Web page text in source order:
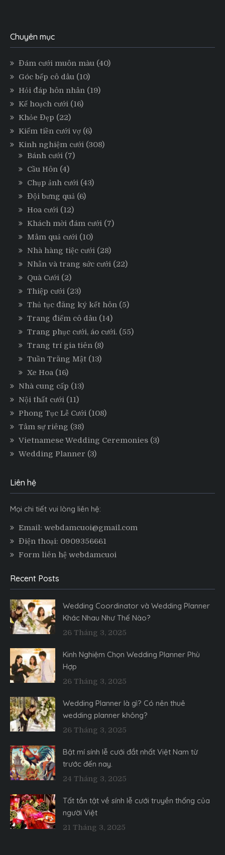
Chuyên mục
Đám cưới muôn màu (40)
Góc bếp cô dâu (10)
Hỏi đáp hôn nhân (19)
Kế hoạch cưới (16)
Khỏe Đẹp (22)
Kiếm tiền cưới vợ (6)
Kinh nghiệm cưới (308)
Bánh cưới (7)
Cầu Hôn (4)
Chụp ảnh cưới (43)
Đội bưng quả (6)
Hoa cưới (12)
Khách mời đám cưới (7)
Mâm quả cưới (10)
Nhà hàng tiệc cưới (28)
Nhẫn và trang sức cưới (22)
Quà Cưới (2)
Thiệp cưới (23)
Thủ tục đăng ký kết hôn (5)
Trang điểm cô dâu (14)
Trang phục cưới, áo cưới. (55)
Trang trí gia tiên (8)
Tuần Trăng Mật (13)
Xe Hoa (16)
Nhà cung cấp (13)
Nội thất cưới (11)
Phong Tục Lễ Cưới (108)
Tâm sự riêng (38)
Vietnamese Wedding Ceremonies (3)
Wedding Planner (3)
Liên hệ
Mọi chi tiết vui lòng liên hệ:
Email: webdamcuoi@gmail.com
Điện thoại: 0909356661
Form liên hệ webdamcuoi
Recent Posts
Wedding Coordinator và Wedding Planner
Khác Nhau Như Thế Nào?
26 Tháng 3, 2025
Kinh Nghiệm Chọn Wedding Planner Phù
Hợp
26 Tháng 3, 2025
Wedding Planner là gì? Có nên thuê
wedding planner không?
26 Tháng 3, 2025
Bật mí sính lễ cưới đắt nhất Việt Nam từ
trước đến nay.
24 Tháng 3, 2025
Tất tần tật về sính lễ cưới truyền thống của
người Việt
21 Tháng 3, 2025